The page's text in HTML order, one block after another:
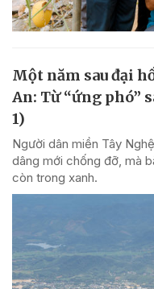
Một năm sau đại
An: Từ “ứng phó”
1)
Người dân miền Tây
dâng mới chống đỡ, mà
còn trong xanh.